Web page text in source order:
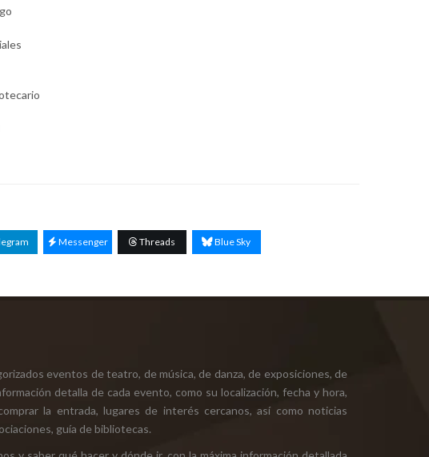
Messenger Threads Blue Sky
eventos de teatro, de música, de danza, de exposiciones, de
detalla de cada evento, como su localización, fecha y hora,
la entrada, lugares de interés cercanos, así como noticias
guía de bibliotecas.